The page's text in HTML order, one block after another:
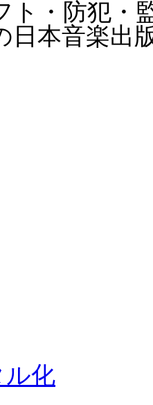
ト・防犯・
日本音楽出
ル化